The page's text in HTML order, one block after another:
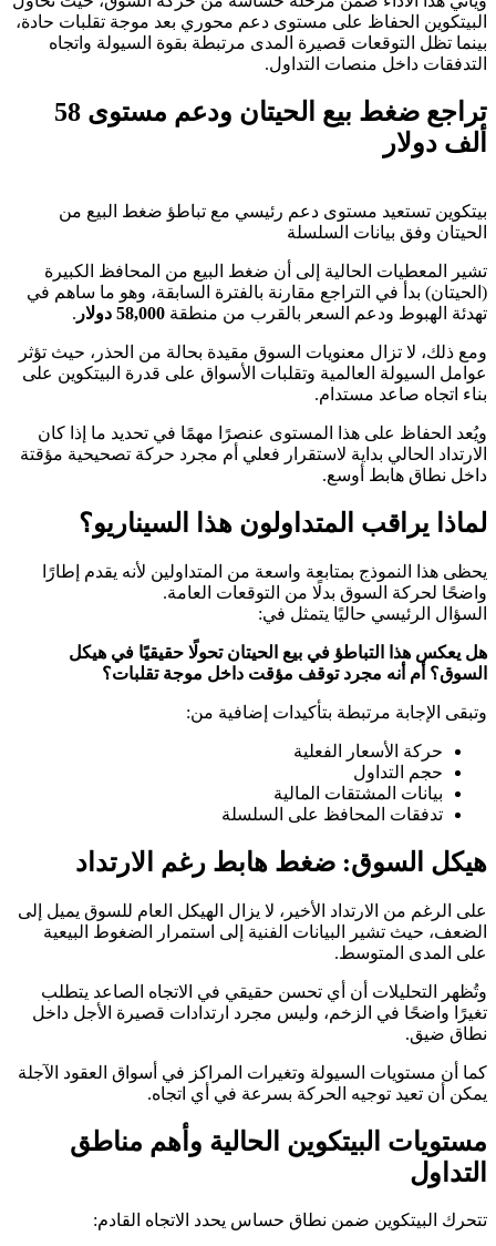
البيتكوين الحفاظ على مستوى دعم محوري بعد موجة تقلبات حادة،
بينما تظل التوقعات قصيرة المدى مرتبطة بقوة السيولة واتجاه
التدفقات داخل منصات التداول.
تراجع ضغط بيع الحيتان ودعم مستوى 58
ألف دولار
بيتكوين تستعيد مستوى دعم رئيسي مع تباطؤ ضغط البيع من
الحيتان وفق بيانات السلسلة
تشير المعطيات الحالية إلى أن ضغط البيع من المحافظ الكبيرة
(الحيتان) بدأ في التراجع مقارنة بالفترة السابقة، وهو ما ساهم في
تهدئة الهبوط ودعم السعر بالقرب من منطقة 58,000 دولار .
ومع ذلك، لا تزال معنويات السوق مقيدة بحالة من الحذر، حيث تؤثر
عوامل السيولة العالمية وتقلبات الأسواق على قدرة البيتكوين على
بناء اتجاه صاعد مستدام.
ويُعد الحفاظ على هذا المستوى عنصرًا مهمًا في تحديد ما إذا كان
الارتداد الحالي بداية لاستقرار فعلي أم مجرد حركة تصحيحية مؤقتة
داخل نطاق هابط أوسع.
لماذا يراقب المتداولون هذا السيناريو؟
يحظى هذا النموذج بمتابعة واسعة من المتداولين لأنه يقدم إطارًا
واضحًا لحركة السوق بدلًا من التوقعات العامة.
السؤال الرئيسي حاليًا يتمثل في:
هل يعكس هذا التباطؤ في بيع الحيتان تحولًا حقيقيًا في هيكل
السوق؟ أم أنه مجرد توقف مؤقت داخل موجة تقلبات؟
وتبقى الإجابة مرتبطة بتأكيدات إضافية من:
حركة الأسعار الفعلية
حجم التداول
بيانات المشتقات المالية
تدفقات المحافظ على السلسلة
هيكل السوق: ضغط هابط رغم الارتداد
على الرغم من الارتداد الأخير، لا يزال الهيكل العام للسوق يميل إلى
الضعف، حيث تشير البيانات الفنية إلى استمرار الضغوط البيعية
على المدى المتوسط.
وتُظهر التحليلات أن أي تحسن حقيقي في الاتجاه الصاعد يتطلب
تغيرًا واضحًا في الزخم، وليس مجرد ارتدادات قصيرة الأجل داخل
نطاق ضيق.
كما أن مستويات السيولة وتغيرات المراكز في أسواق العقود الآجلة
يمكن أن تعيد توجيه الحركة بسرعة في أي اتجاه.
مستويات البيتكوين الحالية وأهم مناطق
التداول
تتحرك البيتكوين ضمن نطاق حساس يحدد الاتجاه القادم: